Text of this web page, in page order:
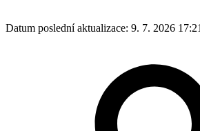
Datum poslední aktualizace: 9. 7. 2026 17:21